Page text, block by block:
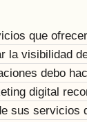
que
la visibilidad
debo
digital
sus servicios